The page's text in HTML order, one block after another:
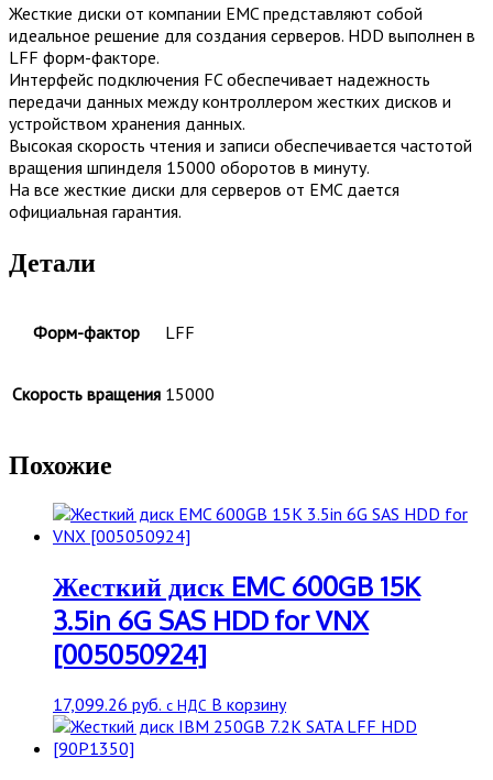
HDD
[CX-
4G15-
146]
Жесткие диски от компании EMC представляют собой
идеальное решение для создания серверов. HDD выполнен в
LFF форм-факторе.
Интерфейс подключения FC обеспечивает надежность
передачи данных между контроллером жестких дисков и
устройством хранения данных.
Высокая скорость чтения и записи обеспечивается частотой
вращения шпинделя 15000 оборотов в минуту.
На все жесткие диски для серверов от EMC дается
официальная гарантия.
Детали
Форм-фактор LFF
Скорость вращения 15000
Похожие
Жесткий диск EMC 600GB 15K
3.5in 6G SAS HDD for VNX
[005050924]
17,099.26 руб. с НДС В корзину